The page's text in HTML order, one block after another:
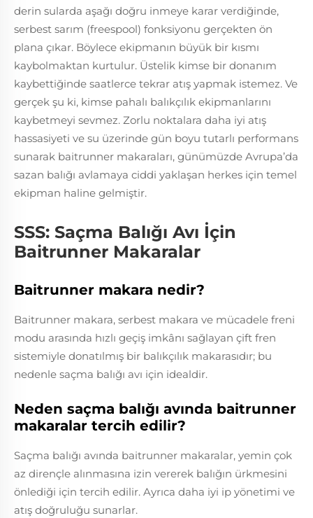
derin sularda aşağı doğru inmeye karar verdiğinde,
serbest sarım (freespool) fonksiyonu gerçekten ön
plana çıkar. Böylece ekipmanın büyük bir kısmı
kaybolmaktan kurtulur. Üstelik kimse bir donanım
kaybettiğinde saatlerce tekrar atış yapmak istemez. Ve
gerçek şu ki, kimse pahalı balıkçılık ekipmanlarını
kaybetmeyi sevmez. Zorlu noktalara daha iyi atış
hassasiyeti ve su üzerinde gün boyu tutarlı performans
sunarak baitrunner makaraları, günümüzde Avrupa’da
sazan balığı avlamaya ciddi yaklaşan herkes için temel
ekipman haline gelmiştir.
SSS: Saçma Balığı Avı İçin
Baitrunner Makaralar
Baitrunner makara nedir?
Baitrunner makara, serbest makara ve mücadele freni
modu arasında hızlı geçiş imkânı sağlayan çift fren
sistemiyle donatılmış bir balıkçılık makarasıdır; bu
nedenle saçma balığı avı için idealdir.
Neden saçma balığı avında baitrunner
makaralar tercih edilir?
Saçma balığı avında baitrunner makaralar, yemin çok
az dirençle alınmasına izin vererek balığın ürkmesini
önlediği için tercih edilir. Ayrıca daha iyi ip yönetimi ve
atış doğruluğu sunarlar.